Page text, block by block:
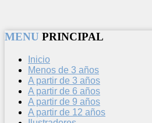
MENU PRINCIPAL
Inicio
Menos de 3 años
A partir de 3 años
A partir de 6 años
A partir de 9 años
A partir de 12 años